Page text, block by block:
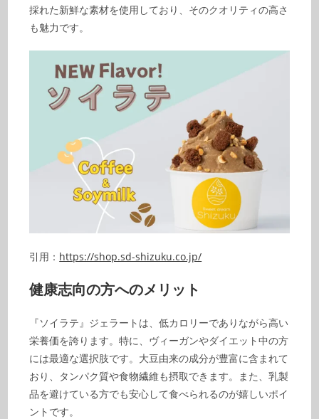
採れた新鮮な素材を使用しており、そのクオリティの高さ
も魅力です。
引用： https://shop.sd-shizuku.co.jp/
健康志向の方へのメリット
『ソイラテ』ジェラートは、低カロリーでありながら高い
栄養価を誇ります。特に、ヴィーガンやダイエット中の方
には最適な選択肢です。大豆由来の成分が豊富に含まれて
おり、タンパク質や食物繊維も摂取できます。また、乳製
品を避けている方でも安心して食べられるのが嬉しいポイ
ントです。